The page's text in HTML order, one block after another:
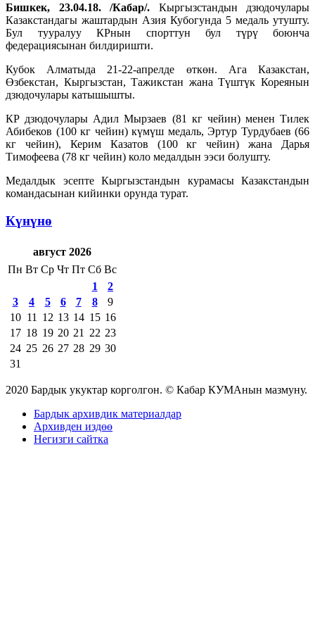
Бишкек, 23.04.18. /Кабар/. Кыргызстандын дзюдочулары
Казакстандагы жаштардын Азия Кубогунда 5 медаль утушту.
Бул тууралуу КРнын спорттун бул түрү боюнча
федерациясынан билдиришти.
Кубок Алматыда 21-22-апрелде өткөн. Ага Казакстан,
Өзбекстан, Кыргызстан, Тажикстан жана Түштүк Кореянын
дзюдочулары катышышты.
КР дзюдочулары Адил Мырзаев (81 кг чейин) менен Тилек
Абибеков (100 кг чейин) күмүш медаль, Эртур Турдубаев (66
кг чейин), Керим Казатов (100 кг чейин) жана Дарья
Тимофеева (78 кг чейин) коло медалдын ээси болушту.
Медалдык эсепте Кыргызстандын курамасы Казакстандын
командасынан кийинки орунда турат.
Күнүнө
август 2026
Пн Вт Ср Чт Пт Сб Вс
1
2
3
4 5 6 7 8
9
10 11 12 13 14 15 16
17 18 19 20 21 22 23
24 25 26 27 28 29 30
31
2020 Бардык укуктар корголгон. © Кабар КУМАнын мазмуну.
Бардык архивдик материалдар
Архивден издөө
Негизги сайтка